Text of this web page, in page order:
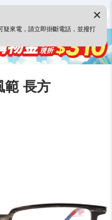
疑來電，請立即掛斷電話，並撥打
✕
範 長方